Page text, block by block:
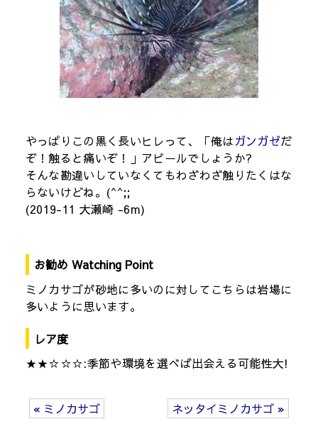
やっぱりこの黒く長いヒレって、「俺はガンガゼだ
ぞ！触ると痛いぞ！」アピールでしょうか?
そんな勘違いしていなくてもわざわざ触りたくはな
らないけどね。(^^;;
(2019-11 大瀬崎 -6m)
お勧め Watching Point
ミノカサゴが砂地に多いのに対してこちらは岩場に
多いように思います。
レア度
★★☆☆☆:季節や環境を選べば出会える可能性大!
« ミノカサゴ ネッタイミノカサゴ »